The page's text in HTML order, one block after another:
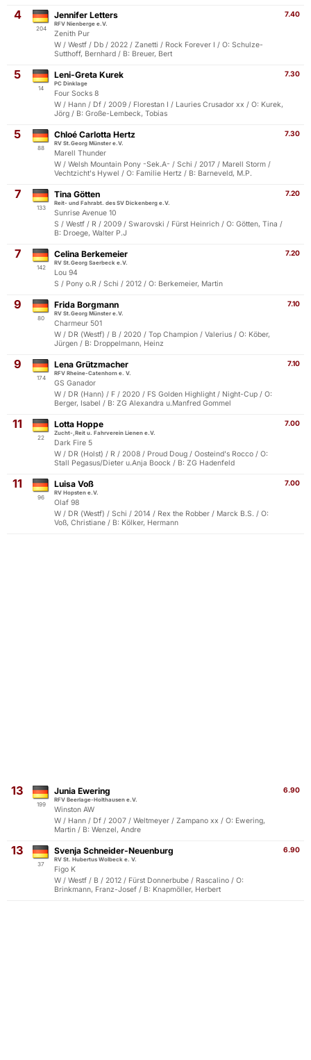
4
204
7.40
Jennifer Letters
RFV Nienberge e.V.
Zenith Pur
W / Westf / Db / 2022 / Zanetti / Rock Forever I / O: Schulze-
Sutthoff, Bernhard / B: Breuer, Bert
5
14
7.30
Leni-Greta Kurek
PC Dinklage
Four Socks 8
W / Hann / Df / 2009 / Florestan I / Lauries Crusador xx / O: Kurek,
Jörg / B: Große-Lembeck, Tobias
5
88
7.30
Chloé Carlotta Hertz
RV St.Georg Münster e.V.
Marell Thunder
W / Welsh Mountain Pony -Sek.A- / Schi / 2017 / Marell Storm /
Vechtzicht's Hywel / O: Familie Hertz / B: Barneveld, M.P.
7
133
7.20
Tina Götten
Reit- und Fahrabt. des SV Dickenberg e.V.
Sunrise Avenue 10
S / Westf / R / 2009 / Swarovski / Fürst Heinrich / O: Götten, Tina /
B: Droege, Walter P.J
7
142
7.20
Celina Berkemeier
RV St.Georg Saerbeck e.V.
Lou 94
S / Pony o.R / Schi / 2012 / O: Berkemeier, Martin
9
80
7.10
Frida Borgmann
RV St.Georg Münster e.V.
Charmeur 501
W / DR (Westf) / B / 2020 / Top Champion / Valerius / O: Köber,
Jürgen / B: Droppelmann, Heinz
9
174
7.10
Lena Grützmacher
RFV Rheine-Catenhorn e. V.
GS Ganador
W / DR (Hann) / F / 2020 / FS Golden Highlight / Night-Cup / O:
Berger, Isabel / B: ZG Alexandra u.Manfred Gommel
11
22
7.00
Lotta Hoppe
Zucht-,Reit u. Fahrverein Lienen e.V.
Dark Fire 5
W / DR (Holst) / R / 2008 / Proud Doug / Oosteind's Rocco / O:
Stall Pegasus/Dieter u.Anja Boock / B: ZG Hadenfeld
11
96
7.00
Luisa Voß
RV Hopsten e.V.
Olaf 98
W / DR (Westf) / Schi / 2014 / Rex the Robber / Marck B.S. / O:
Voß, Christiane / B: Kölker, Hermann
13
199
6.90
Junia Ewering
RFV Beerlage-Holthausen e.V.
Winston AW
W / Hann / Df / 2007 / Weltmeyer / Zampano xx / O: Ewering,
Martin / B: Wenzel, Andre
13
37
6.90
Svenja Schneider-Neuenburg
RV St. Hubertus Wolbeck e. V.
Figo K
W / Westf / B / 2012 / Fürst Donnerbube / Rascalino / O:
Brinkmann, Franz-Josef / B: Knapmöller, Herbert